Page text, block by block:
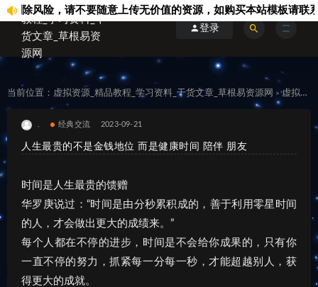
风险，请不要随意上传无价值的资源，如购买本站模板请联系站
登录
当前位置： 虚拟资源_精品教程_学习资料_干货文章_草根易资源网 > 虚拟资料
经典交流 2023-09-21
人生最贵的不是金钱地位 而是健康时间 陪伴 朋友
时间是人生最贵的馈赠
华罗庚说过：“时间是由分秒累积成的，善于利用零星时间
的人，才会做出更大的成绩来。”
每个人都在不停的进步，时间是不会给你成果的，只有你
一直不停的努力，抓紧每一分每一秒，才能超越别人，获
得更大的成就。